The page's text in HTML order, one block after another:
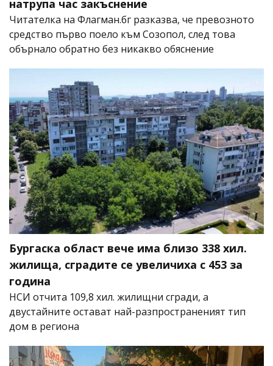
натрупа час закъснение
Читателка на Флагман.бг разказва, че превозното
средство първо поело към Созопол, след това
обърнало обратно без никакво обяснение
Бургаска област вече има близо 338 хил.
жилища, сградите се увеличиха с 453 за
година
НСИ отчита 109,8 хил. жилищни сгради, а
двустайните остават най-разпространеният тип
дом в региона